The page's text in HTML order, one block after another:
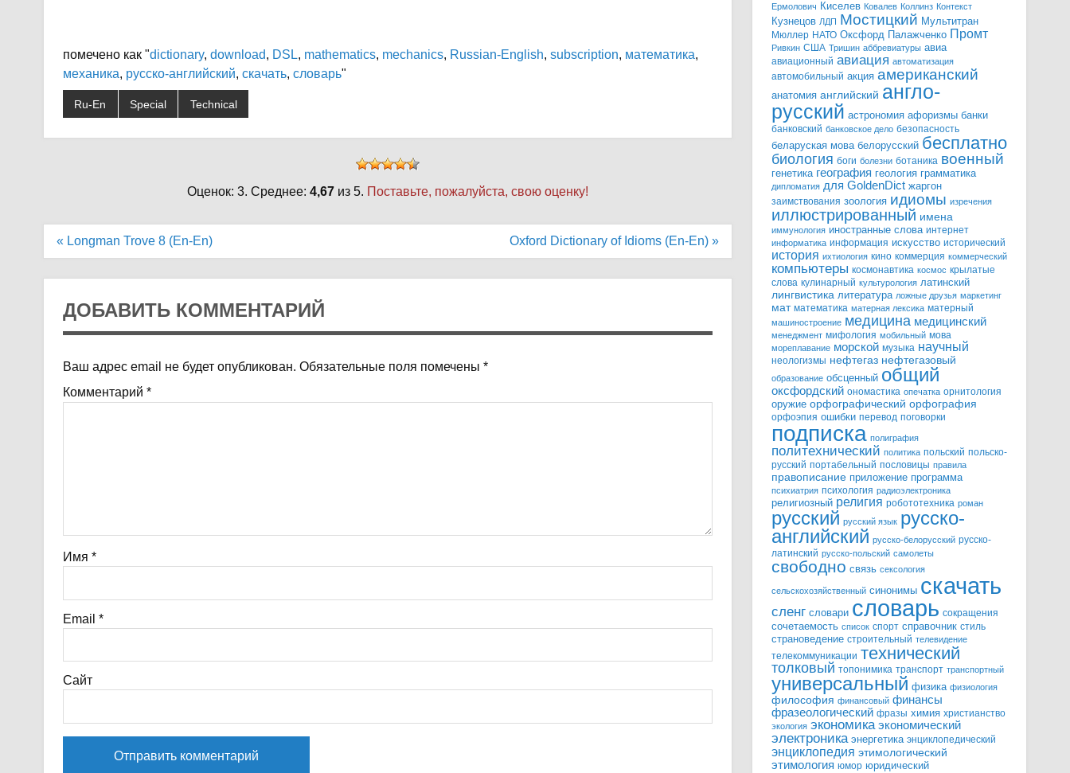
помечено как "dictionary, download, DSL, mathematics, mechanics, Russian-English, subscription, математика,
механика, русско-английский, скачать, словарь"
Ru-En Special Technical
Оценок: 3. Среднее: 4,67из 5. Поставьте, пожалуйста, свою оценку!
Навигация
« Longman Trove 8 (En-En) Oxford Dictionary of Idioms (En-En) »
ДОБАВИТЬ КОММЕНТАРИЙ
Ваш адрес email не будет опубликован. Обязательные поля помечены *
Комментарий *
Имя *
Email *
Сайт
Ермолович Киселев Ковалев Коллинз Контекст
Кузнецов ЛДП Мостицкий Мультитран
Мюллер НАТО Оксфорд Палажченко Промт
Ривкин США Тришин аббревиатуры авиа
авиационный авиация автоматизация
автомобильный акция американский
анатомия английский англо-
русский астрономия афоризмы банки
банковский банковское дело безопасность
беларуская мова белорусский бесплатно
биология боги болезни ботаника военный
генетика география геология грамматика
дипломатия для GoldenDict жаргон
заимствования зоология идиомы изречения
иллюстрированный имена
иммунология иностранные слова интернет
информатика информация искусство исторический
история ихтиология кино коммерция коммерческий
компьютеры космонавтика космос крылатые
слова кулинарный культурология латинский
лингвистика литература ложные друзья маркетинг
мат математика матерная лексика матерный
машиностроение медицина медицинский
менеджмент мифология мобильный мова
мореплавание морской музыка научный
неологизмы нефтегаз нефтегазовый
образование обсценный общий
оксфордский ономастика опечатка орнитология
оружие орфографический орфография
орфоэпия ошибки перевод поговорки
подписка полиграфия
политехнический политика польский польско-
русский портабельный пословицы правила
правописание приложение программа
психиатрия психология радиоэлектроника
религиозный религия робототехника роман
русский русский язык русско-
английский русско-белорусский русско-
латинский русско-польский самолеты
свободно связь сексология
сельскохозяйственный синонимы скачать
сленг словари словарь сокращения
сочетаемость список спорт справочник стиль
страноведение строительный телевидение
телекоммуникации технический
толковый топонимика транспорт транспортный
универсальный физика физиология
философия финансовый финансы
фразеологический фразы химия христианство
экология экономика экономический
электроника энергетика энциклопедический
энциклопедия этимологический
этимология юмор юридический